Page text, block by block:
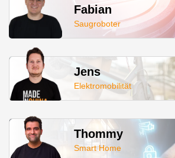
Fabian
Saugroboter
Jens
Elektromobilität
Thommy
Smart Home